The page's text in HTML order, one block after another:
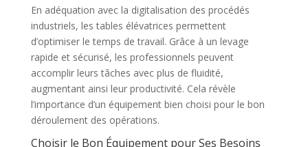
En adéquation avec la digitalisation des procédés
industriels, les tables élévatrices permettent
d’optimiser le temps de travail. Grâce à un levage
rapide et sécurisé, les professionnels peuvent
accomplir leurs tâches avec plus de fluidité,
augmentant ainsi leur productivité. Cela révèle
l’importance d’un équipement bien choisi pour le bon
déroulement des opérations.
Choisir le Bon Équipement pour Ses Besoins